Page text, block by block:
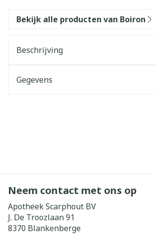
Bekijk alle producten van Boiron
Beschrijving
Gegevens
Neem contact met ons op
Apotheek Scarphout BV
J. De Troozlaan 91
8370 Blankenberge